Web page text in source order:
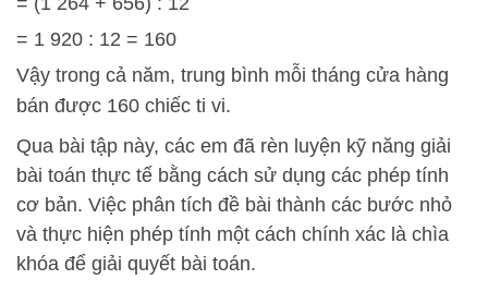
= 1 920 : 12 = 160
Vậy trong cả năm, trung bình mỗi tháng cửa hàng
bán được 160 chiếc ti vi.
Qua bài tập này, các em đã rèn luyện kỹ năng giải
bài toán thực tế bằng cách sử dụng các phép tính
cơ bản. Việc phân tích đề bài thành các bước nhỏ
và thực hiện phép tính một cách chính xác là chìa
khóa để giải quyết bài toán.